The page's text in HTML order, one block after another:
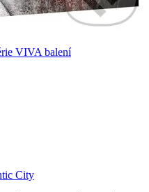
VIVA balení
City